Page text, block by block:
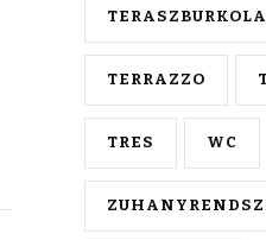
TERRAZZO
TRES WC